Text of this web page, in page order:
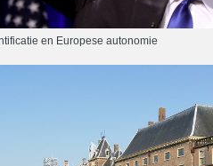
en Europese autonomie